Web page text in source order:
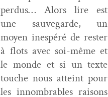
per­dus… Alors lire est
une sauve­g­arde, un
moyen inespéré de rester
à flots avec soi-même et
le monde et si un texte
touche nous atteint pour
les innom­brables raisons